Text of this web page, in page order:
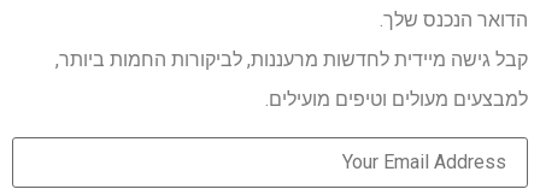
הדואר הנכנס שלך.
קבל גישה מיידית לחדשות מרעננות, לביקורות החמות ביותר,
למבצעים מעולים וטיפים מועילים.